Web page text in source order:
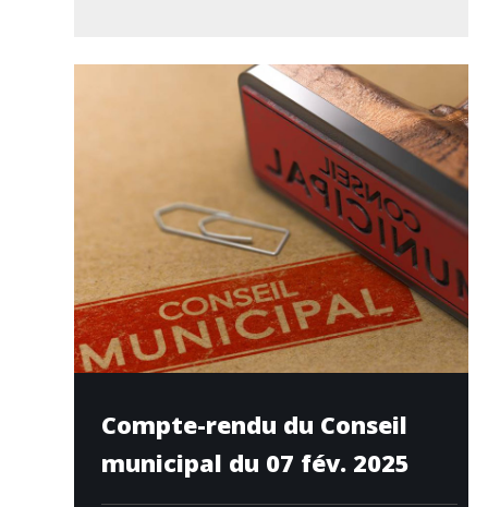
Compte-rendu du Conseil
municipal du 07 fév. 2025